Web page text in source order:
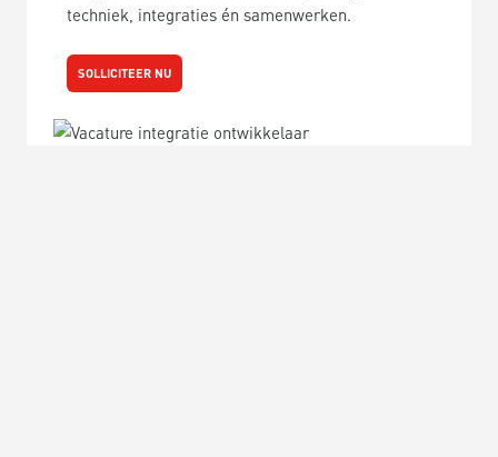
techniek, integraties én samenwerken.
SOLLICITEER NU